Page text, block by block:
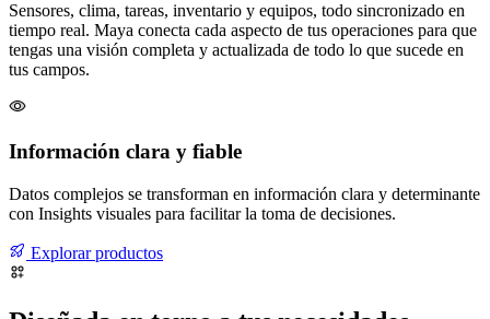
Sensores, clima, tareas, inventario y equipos, todo sincronizado en
tiempo real. Maya conecta cada aspecto de tus operaciones para que
tengas una visión completa y actualizada de todo lo que sucede en
tus campos.
Información clara y fiable
Datos complejos se transforman en información clara y determinante
con Insights visuales para facilitar la toma de decisiones.
Explorar productos